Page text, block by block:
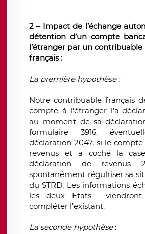
2 – Impact de l’échange
détention d’un compte
l’étranger par un contribuable
français :
La première hypothèse :
Notre contribuable français
compte à l’étranger l’a
au moment de sa
formulaire 3916,
déclaration 2047, si le
revenus et a coché la
déclaration de revenus
spontanément régulriser sa
du STRD. Les informations
les deux Etats viendront
compléter l’existant.
La seconde hypothèse: